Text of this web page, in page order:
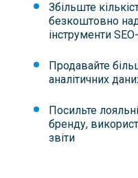
Збільште
безкоштовно
інструменти
Продавайте
аналітичних
Посильте
бренду,
звіти